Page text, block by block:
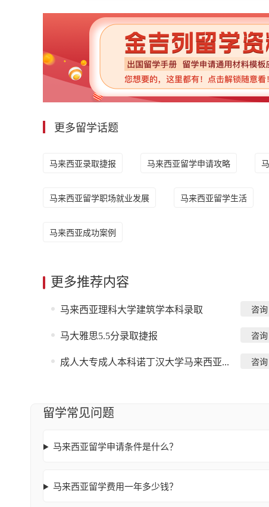
更多留学话题
马来西亚录取捷报 马来西亚留学申请攻略
马来西亚留学职场就业发展 马来西亚留学生活
马来西亚成功案例
更多推荐内容
马来西亚理科大学建筑学本科录取 咨询
马大雅思5.5分录取捷报 咨询
成人大专成人本科诺丁汉大学马来西亚... 咨询
留学常见问题
马来西亚留学申请条件是什么？
马来西亚留学费用一年多少钱？